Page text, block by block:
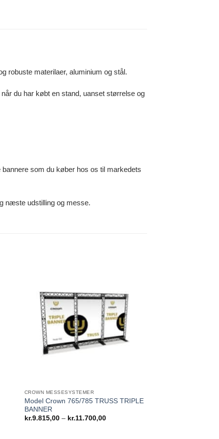
robuste materilaer, aluminium og stål.
du har købt en stand, uanset størrelse og
som du køber hos os til markedets
næste udstilling og messe.
CROWN MESSESYSTEMER
Model Crown 765/785 TRUSS TRIPLE
BANNER
kr.9.815,00 – kr.11.700,00Prisinterval: